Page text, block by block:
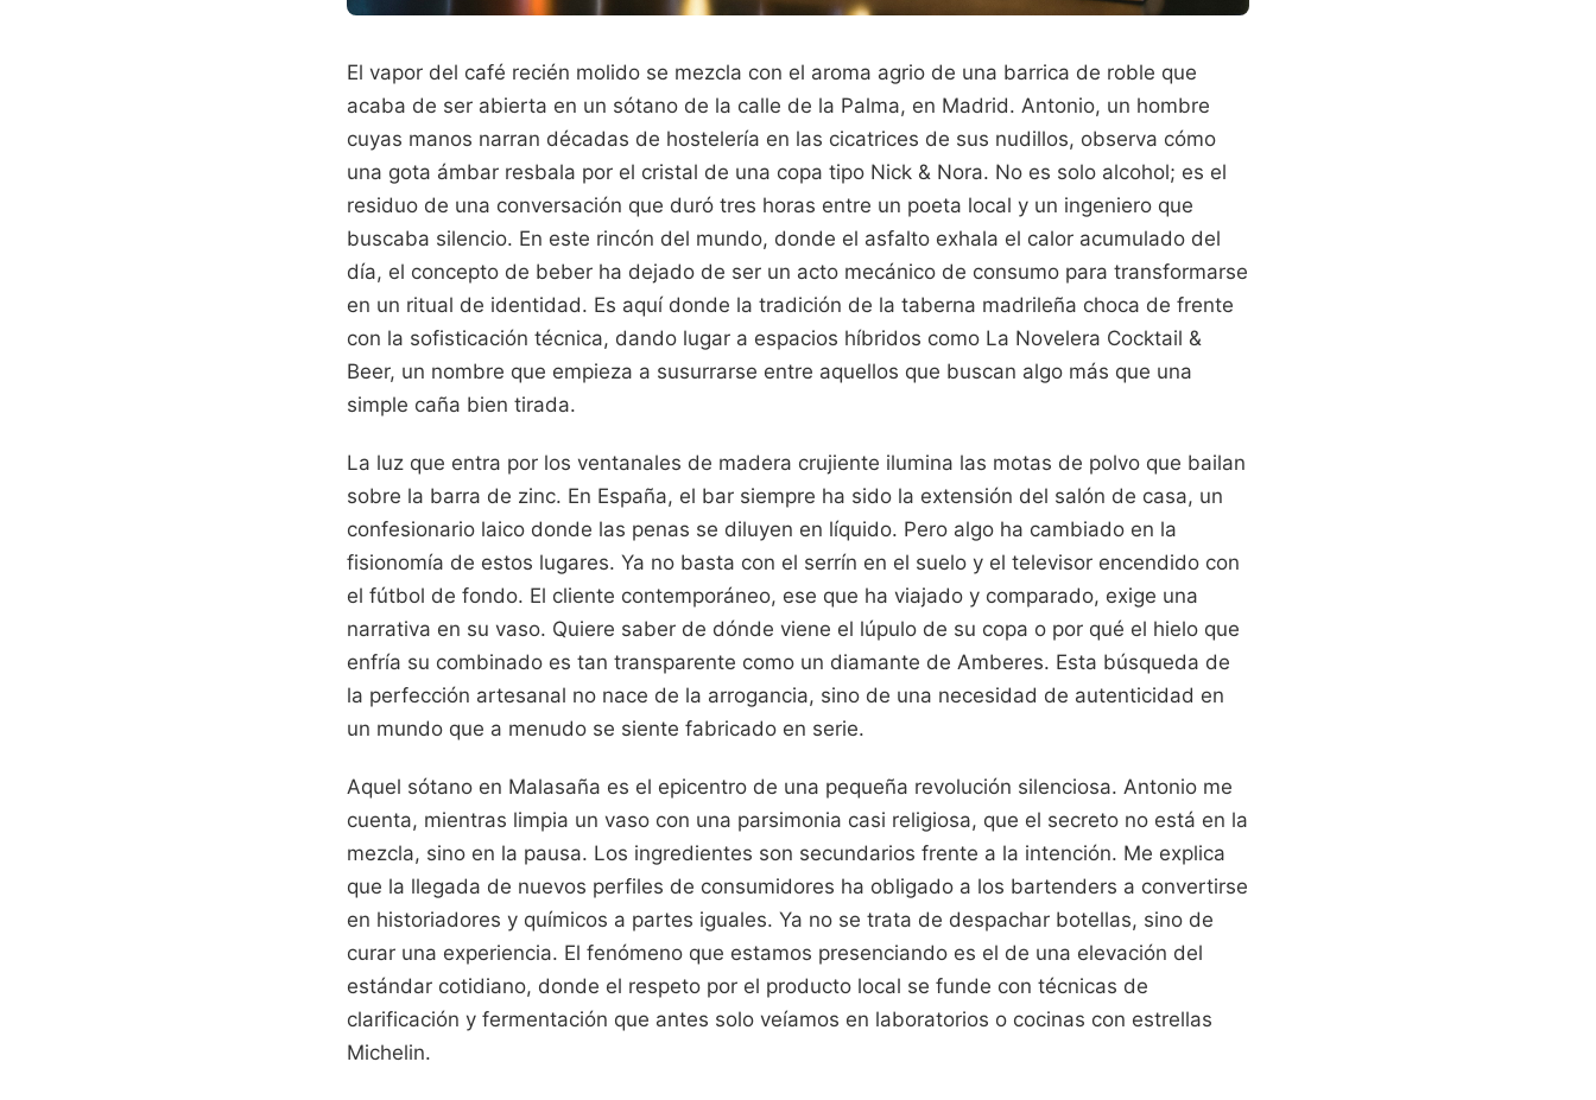
El vapor del café recién molido se mezcla con el aroma agrio de una barrica de roble que
acaba de ser abierta en un sótano de la calle de la Palma, en Madrid. Antonio, un hombre
cuyas manos narran décadas de hostelería en las cicatrices de sus nudillos, observa cómo
una gota ámbar resbala por el cristal de una copa tipo Nick & Nora. No es solo alcohol; es el
residuo de una conversación que duró tres horas entre un poeta local y un ingeniero que
buscaba silencio. En este rincón del mundo, donde el asfalto exhala el calor acumulado del
día, el concepto de beber ha dejado de ser un acto mecánico de consumo para transformarse
en un ritual de identidad. Es aquí donde la tradición de la taberna madrileña choca de frente
con la sofisticación técnica, dando lugar a espacios híbridos como La Novelera Cocktail &
Beer, un nombre que empieza a susurrarse entre aquellos que buscan algo más que una
simple caña bien tirada.
La luz que entra por los ventanales de madera crujiente ilumina las motas de polvo que bailan
sobre la barra de zinc. En España, el bar siempre ha sido la extensión del salón de casa, un
confesionario laico donde las penas se diluyen en líquido. Pero algo ha cambiado en la
fisionomía de estos lugares. Ya no basta con el serrín en el suelo y el televisor encendido con
el fútbol de fondo. El cliente contemporáneo, ese que ha viajado y comparado, exige una
narrativa en su vaso. Quiere saber de dónde viene el lúpulo de su copa o por qué el hielo que
enfría su combinado es tan transparente como un diamante de Amberes. Esta búsqueda de
la perfección artesanal no nace de la arrogancia, sino de una necesidad de autenticidad en
un mundo que a menudo se siente fabricado en serie.
Aquel sótano en Malasaña es el epicentro de una pequeña revolución silenciosa. Antonio me
cuenta, mientras limpia un vaso con una parsimonia casi religiosa, que el secreto no está en la
mezcla, sino en la pausa. Los ingredientes son secundarios frente a la intención. Me explica
que la llegada de nuevos perfiles de consumidores ha obligado a los bartenders a convertirse
en historiadores y químicos a partes iguales. Ya no se trata de despachar botellas, sino de
curar una experiencia. El fenómeno que estamos presenciando es el de una elevación del
estándar cotidiano, donde el respeto por el producto local se funde con técnicas de
clarificación y fermentación que antes solo veíamos en laboratorios o cocinas con estrellas
Michelin.